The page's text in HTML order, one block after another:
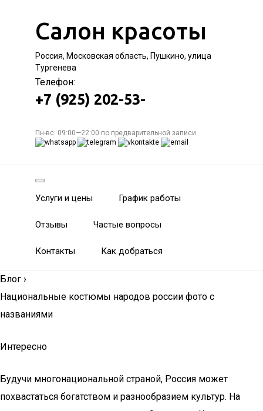
Салон красоты
Россия, Московская область, Пушкино, улица
Тургенева
Телефон:
+7 (925) 202-53-
Пн-вс: 09:00—22:00 по предварительной записи
Услуги и цены График работы
Отзывы Частые вопросы
Контакты Как добраться
Блог ›
Национальные костюмы народов россии фото с
названиями
Интересно
Будучи многонациональной страной, Россия может
похвастаться богатством и разнообразием культур. На